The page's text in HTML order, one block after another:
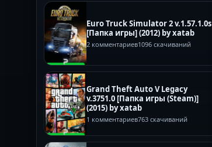
Euro Truck Simulator 2 v.1.57.1.0s
[Папка игры] (2012) by xatab
2 комментариев1096 скачиваний
Grand Theft Auto V Legacy
v.3751.0 [Папка игры (Steam)]
(2015) by xatab
1 комментариев763 скачиваний